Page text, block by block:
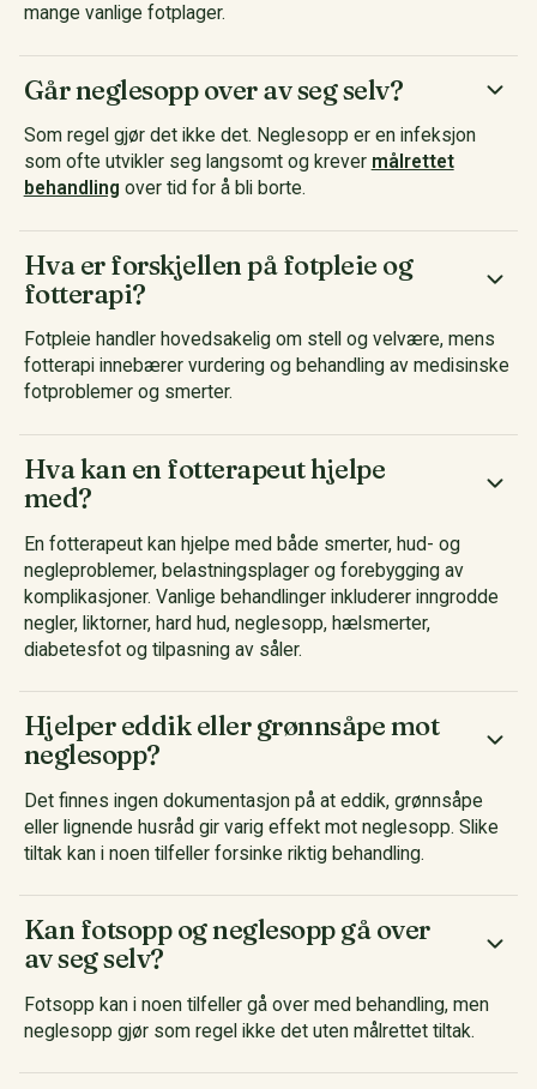
mange vanlige fotplager.
Går neglesopp over av seg selv?
Som regel gjør det ikke det. Neglesopp er en infeksjon
som ofte utvikler seg langsomt og krever målrettet
behandling over tid for å bli borte.
Hva er forskjellen på fotpleie og
fotterapi?
Fotpleie handler hovedsakelig om stell og velvære, mens
fotterapi innebærer vurdering og behandling av medisinske
fotproblemer og smerter.
Hva kan en fotterapeut hjelpe
med?
En fotterapeut kan hjelpe med både smerter, hud- og
negleproblemer, belastningsplager og forebygging av
komplikasjoner. Vanlige behandlinger inkluderer inngrodde
negler, liktorner, hard hud, neglesopp, hælsmerter,
diabetesfot og tilpasning av såler.
Hjelper eddik eller grønnsåpe mot
neglesopp?
Det finnes ingen dokumentasjon på at eddik, grønnsåpe
eller lignende husråd gir varig effekt mot neglesopp. Slike
tiltak kan i noen tilfeller forsinke riktig behandling.
Kan fotsopp og neglesopp gå over
av seg selv?
Fotsopp kan i noen tilfeller gå over med behandling, men
neglesopp gjør som regel ikke det uten målrettet tiltak.